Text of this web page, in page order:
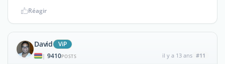
Réagir
David ViP
| 9410POSTS il y a 13 ans #11